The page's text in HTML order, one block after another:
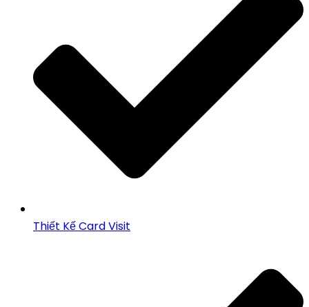
Thiết Kế Card Visit